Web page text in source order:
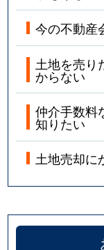
今の不動産
土地を売り
からない
仲介手数料
知りたい
土地売却に